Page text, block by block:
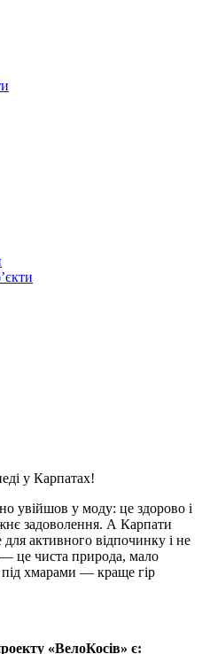
у Карпатах!
увійшов у моду: це здорово і
задоволення. А Карпати
активного відпочинку і не
— це чиста природа, мало
під хмарами — краще гір
«ВелоКосів» є: